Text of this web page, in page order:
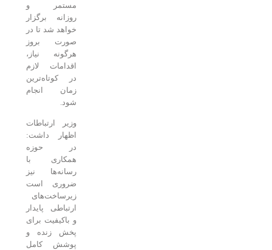
مستمر و
روزانه برگزار
خواهد شد تا در
صورت بروز
هرگونه نیاز،
اقدامات لازم
در کوتاه‌ترین
زمان انجام
وزیر ارتباطات
اظهار داشت:
در حوزه
همکاری با
رسانه‌ها نیز
ضروری است
زیرساخت‌های
ارتباطی پایدار
و باکیفیت برای
پخش زنده و
پوشش کامل